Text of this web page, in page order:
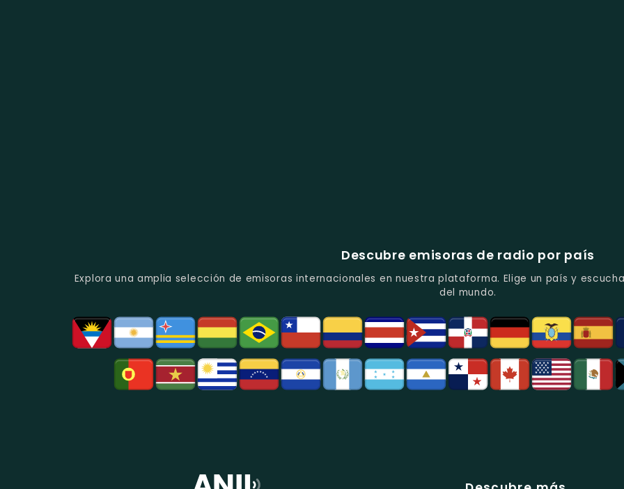
Descubre emisoras de radio por país
Explora una amplia selección de emisoras internacionales en nuestra plataforma. Elige un país y
del mundo.